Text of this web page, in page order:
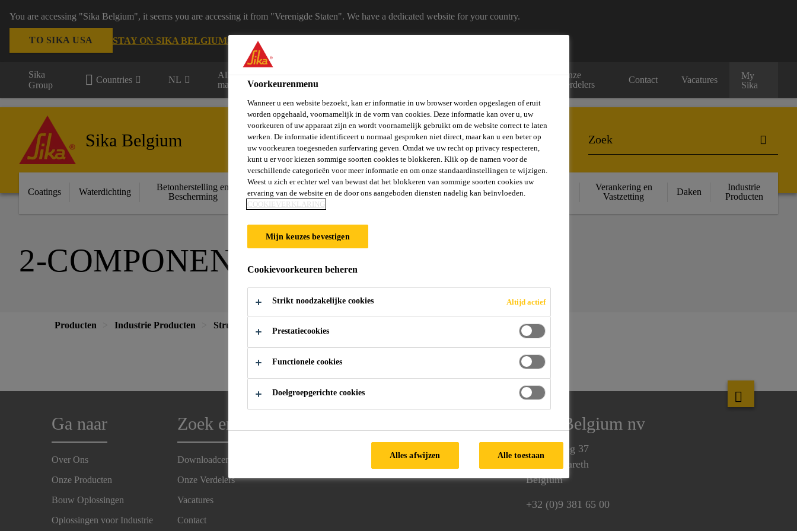
You are accessing "Sika Belgium", it seems you are accessing it from "Verenigde Staten". We have a dedicated website for your country.
TO SIKA USA STAY ON SIKA BELGIUMSELECT A COUNTRY
Sika
Group
Countries NL
Alle
markten
Onze
verdelers
Contact Vacatures
My
Sika
Sika Belgium
Coatings Waterdichting
Betonherstelling en
Bescherming
Gevels, Wanden &
Balkons
Vloeren
Verlijmen en
Afdichten
Beton
Structurele
Versterking
Verankering en
Vastzetting
Daken
Industrie
Producten
2-COMPONENTEN ACRYLAAT
Producten Industrie Producten Structurele Lijmen
Ga naar
Over Ons
Onze Producten
Bouw Oplossingen
Oplossingen voor Industrie
Zoek en Vind
Downloadcenter
Onze Verdelers
Vacatures
Contact
Sika Belgium nv
Venecoweg 37
9810 Nazareth
Belgium
+32 (0)9 381 65 00
Voorkeurenmenu
Wanneer u een website bezoekt, kan er informatie in uw browser worden opgeslagen of eruit
worden opgehaald, voornamelijk in de vorm van cookies. Deze informatie kan over u, uw
voorkeuren of uw apparaat zijn en wordt voornamelijk gebruikt om de website correct te laten
werken. De informatie identificeert u normaal gesproken niet direct, maar kan u een beter op
uw voorkeuren toegesneden surfervaring geven. Omdat we uw recht op privacy respecteren,
kunt u er voor kiezen sommige soorten cookies te blokkeren. Klik op de namen voor de
verschillende categorieën voor meer informatie en om onze standaardinstellingen te wijzigen.
Weest u zich er echter wel van bewust dat het blokkeren van sommige soorten cookies uw
ervaring van de website en de door ons aangeboden diensten nadelig kan beïnvloeden.
COOKIEVERKLARING
Mijn keuzes bevestigen
Cookievoorkeuren beheren
Strikt noodzakelijke cookies Altijd actief
Prestatiecookies
Functionele cookies
Doelgroepgerichte cookies
Alles afwijzen Alle toestaan